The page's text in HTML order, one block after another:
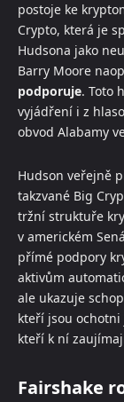
postoje ke
Crypto, která je
Hudsona jako
Barry Moore
podporuje. Toto
vyjádření i z
obvod Alabamy
Hudson veřejně
takzvané Big
tržní struktuře
v americkém
přímé podpory
aktivům
ale ukazuje
kteří jsou
kteří k ní
Fairshake